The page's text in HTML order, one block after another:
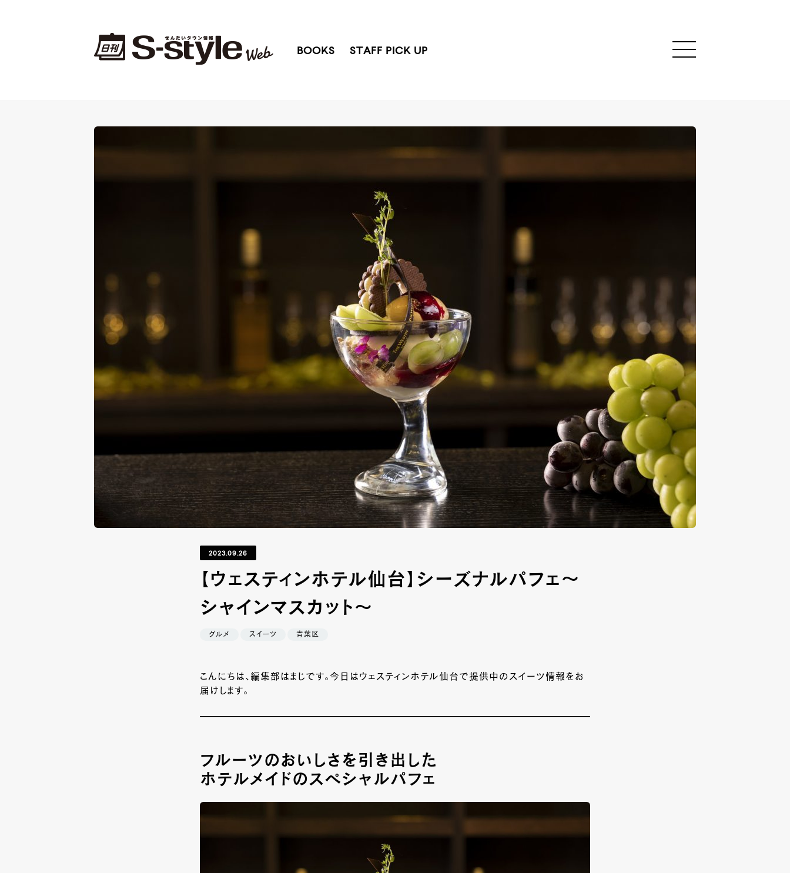
BOOKS STAFF PICK UP
2023.09.26
【ウェスティンホテル仙台】シーズナルパフェ～
シャインマスカット～
グルメ スイーツ 青葉区
こんにちは、編集部はまじです。今日はウェスティンホテル仙台で提供中のスイーツ情報をお
届けします。
フルーツのおいしさを引き出した
ホテルメイドのスペシャルパフェ